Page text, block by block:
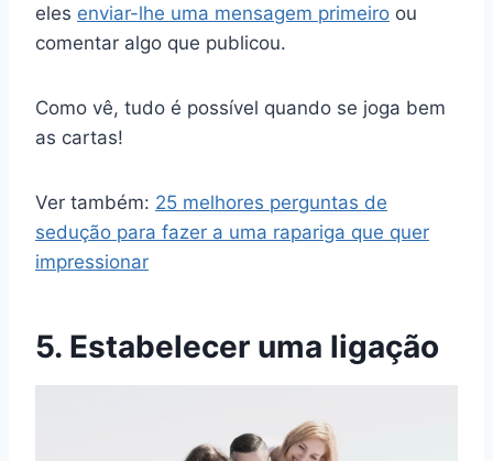
eles enviar-lhe uma mensagem primeiro ou
comentar algo que publicou.
Como vê, tudo é possível quando se joga bem
as cartas!
Ver também: 25 melhores perguntas de
sedução para fazer a uma rapariga que quer
impressionar
5. Estabelecer uma ligação